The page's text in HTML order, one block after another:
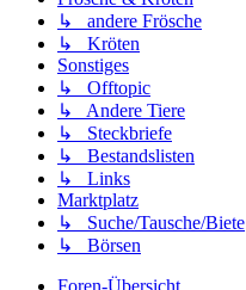
↳ andere Frösche
↳ Kröten
Sonstiges
↳ Offtopic
↳ Andere Tiere
↳ Steckbriefe
↳ Bestandslisten
↳ Links
Marktplatz
↳ Suche/Tausche/Biete
↳ Börsen